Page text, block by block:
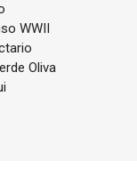
WWII
Oliva